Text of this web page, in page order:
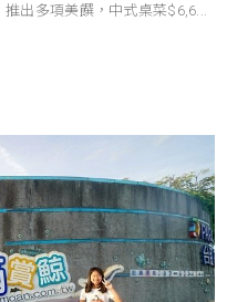
出多項美饌，中式桌菜$6,6...